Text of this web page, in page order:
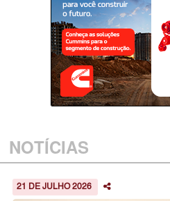
NOTÍCIAS
21 DE JULHO 2026